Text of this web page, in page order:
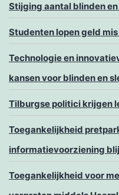
Stijging aantal blinden
Studenten lopen geld
Technologie en
kansen voor blinden en
Tilburgse politici krijgen
Toegankelijkheid
informatievoorziening
Toegankelijkheid voor